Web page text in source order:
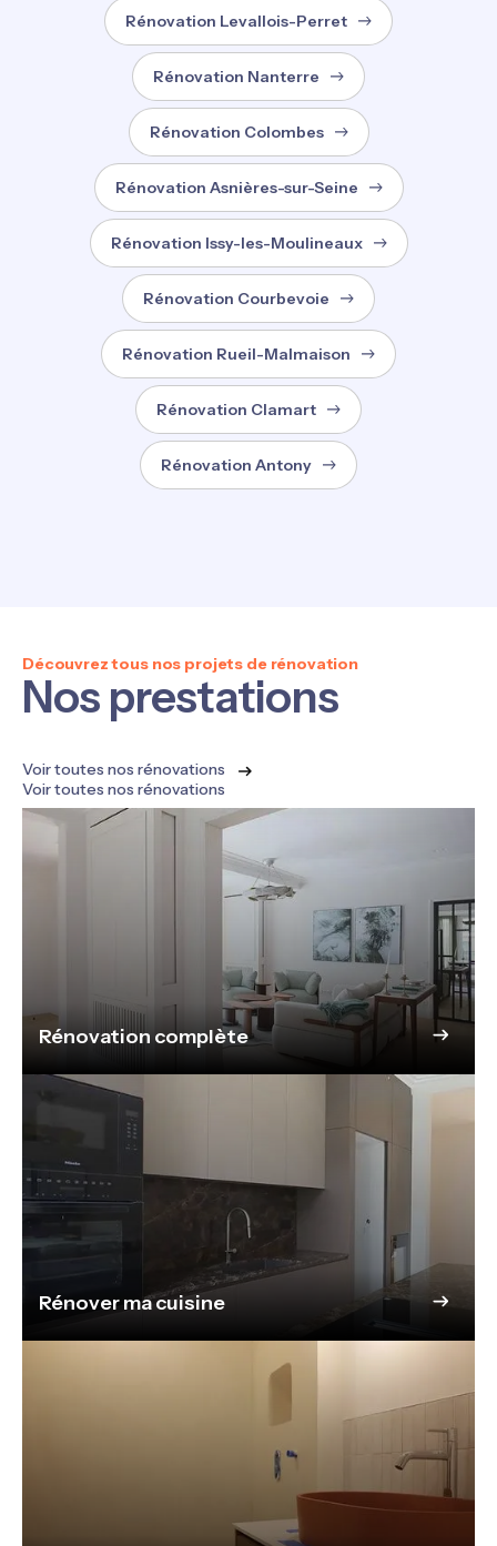
Rénovation Levallois-Perret
Rénovation Nanterre
Rénovation Colombes
Rénovation Asnières-sur-Seine
Rénovation Issy-les-Moulineaux
Rénovation Courbevoie
Rénovation Rueil-Malmaison
Rénovation Clamart
Rénovation Antony
Découvrez tous nos projets de rénovation
Nos prestations
Voir toutes nos rénovations
Voir toutes nos rénovations
Rénovation complète
Rénover ma cuisine